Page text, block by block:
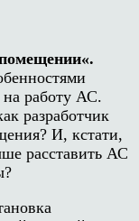
«.
работу АС.
разработчик
И, кстати,
расставить АС